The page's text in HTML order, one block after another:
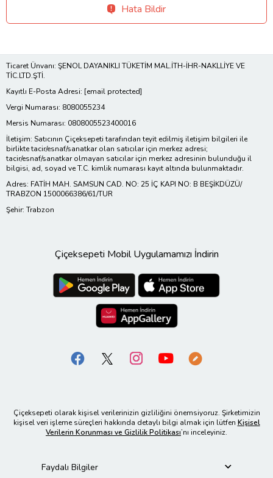
Hata Bildir
Ticaret Ünvanı: ŞENOL DAYANIKLI TÜKETİM MAL.İTH-İHR-NAKLLİYE VE
TİC.LTD.ŞTİ.
Kayıtlı E-Posta Adresi: [email protected]
Vergi Numarası: 8080055234
Mersis Numarası: 0808005523400016
İletişim: Satıcının Çiçeksepeti tarafından teyit edilmiş iletişim bilgileri ile
birlikte tacir/esnaf/sanatkar olan satıcılar için merkez adresi;
tacir/esnaf/sanatkar olmayan satıcılar için merkez adresinin bulunduğu il
bilgisi, ad, soyad ve T.C. kimlik numarası kayıt altında bulunmaktadır.
Adres: FATİH MAH. SAMSUN CAD. NO: 25 İÇ KAPI NO: B BEŞİKDÜZÜ/
TRABZON 1500066386/61/TUR
Şehir: Trabzon
Çiçeksepeti Mobil Uygulamamızı İndirin
Çiçeksepeti olarak kişisel verilerinizin gizliliğini önemsiyoruz. Şirketimizin
kişisel veri işleme süreçleri hakkında detaylı bilgi almak için lütfen Kişisel
Verilerin Korunması ve Gizlilik Politikası’nı inceleyiniz.
Faydalı Bilgiler